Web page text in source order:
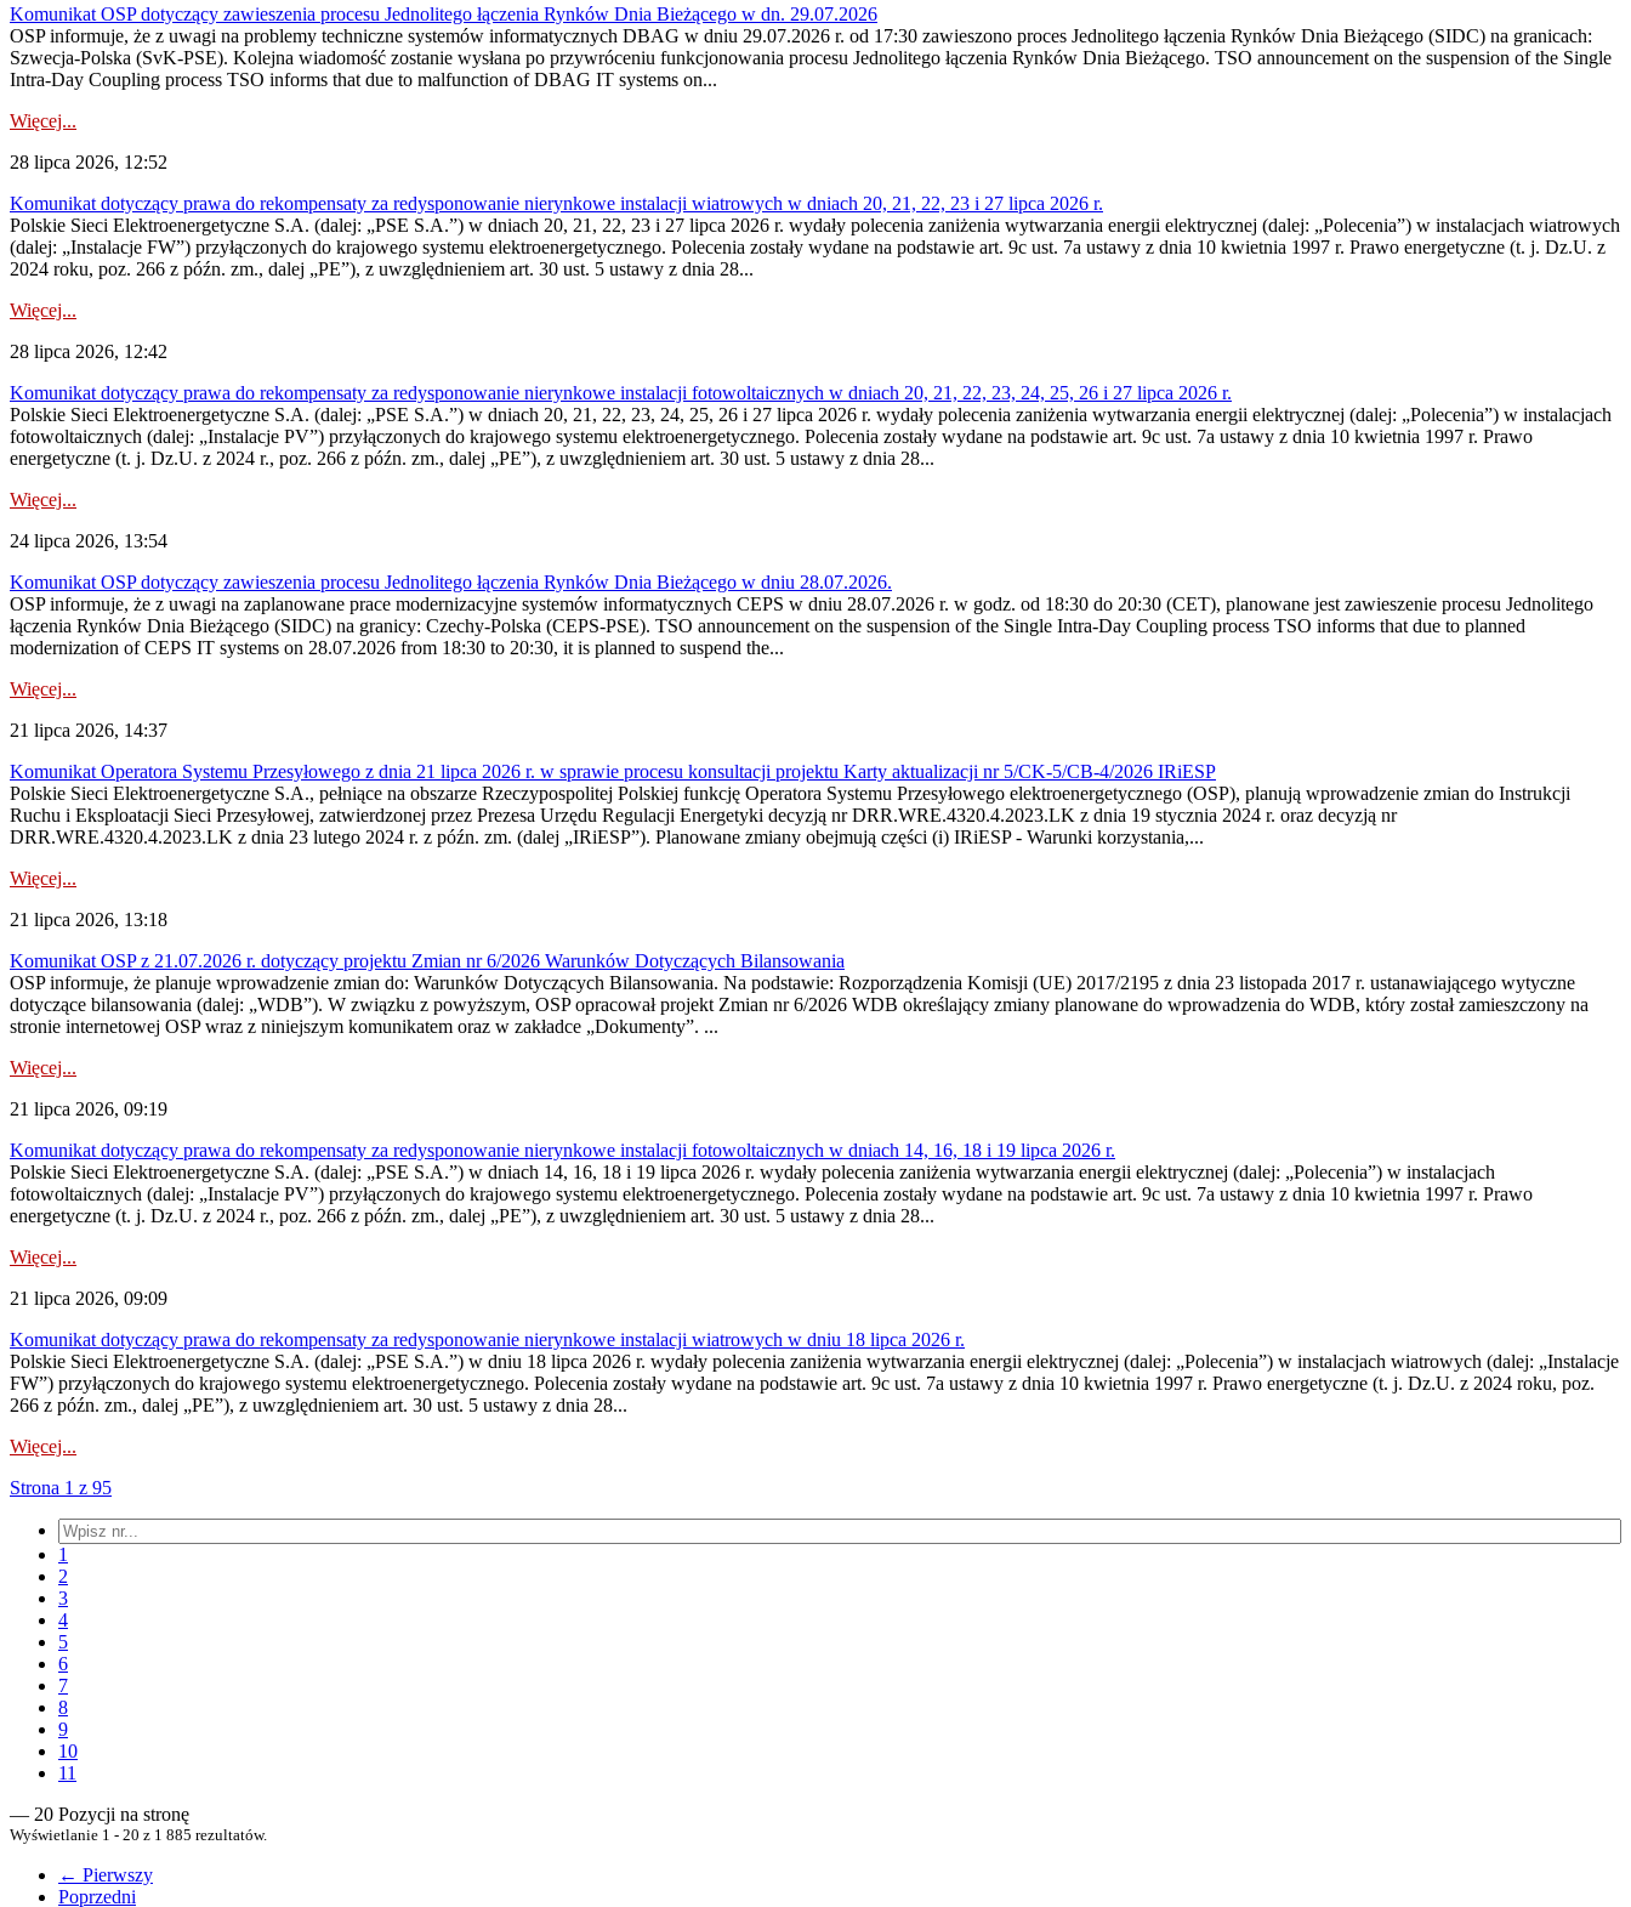
Komunikat OSP dotyczący zawieszenia procesu Jednolitego łączenia Rynków Dnia Bieżącego w dn. 29.07.2026
OSP informuje, że z uwagi na problemy techniczne systemów informatycznych DBAG w dniu 29.07.2026 r. od 17:30 zawieszono proces Jednolitego łączenia Rynków Dnia Bieżącego (SIDC) na granicach:
Szwecja-Polska (SvK-PSE). Kolejna wiadomość zostanie wysłana po przywróceniu funkcjonowania procesu Jednolitego łączenia Rynków Dnia Bieżącego. TSO announcement on the suspension of the Single
Intra-Day Coupling process TSO informs that due to malfunction of DBAG IT systems on...
Więcej...
28 lipca 2026, 12:52
Komunikat dotyczący prawa do rekompensaty za redysponowanie nierynkowe instalacji wiatrowych w dniach 20, 21, 22, 23 i 27 lipca 2026 r.
Polskie Sieci Elektroenergetyczne S.A. (dalej: „PSE S.A.”) w dniach 20, 21, 22, 23 i 27 lipca 2026 r. wydały polecenia zaniżenia wytwarzania energii elektrycznej (dalej: „Polecenia”) w instalacjach wiatrowych
(dalej: „Instalacje FW”) przyłączonych do krajowego systemu elektroenergetycznego. Polecenia zostały wydane na podstawie art. 9c ust. 7a ustawy z dnia 10 kwietnia 1997 r. Prawo energetyczne (t. j. Dz.U. z
2024 roku, poz. 266 z późn. zm., dalej „PE”), z uwzględnieniem art. 30 ust. 5 ustawy z dnia 28...
Więcej...
28 lipca 2026, 12:42
Komunikat dotyczący prawa do rekompensaty za redysponowanie nierynkowe instalacji fotowoltaicznych w dniach 20, 21, 22, 23, 24, 25, 26 i 27 lipca 2026 r.
Polskie Sieci Elektroenergetyczne S.A. (dalej: „PSE S.A.”) w dniach 20, 21, 22, 23, 24, 25, 26 i 27 lipca 2026 r. wydały polecenia zaniżenia wytwarzania energii elektrycznej (dalej: „Polecenia”) w instalacjach
fotowoltaicznych (dalej: „Instalacje PV”) przyłączonych do krajowego systemu elektroenergetycznego. Polecenia zostały wydane na podstawie art. 9c ust. 7a ustawy z dnia 10 kwietnia 1997 r. Prawo
energetyczne (t. j. Dz.U. z 2024 r., poz. 266 z późn. zm., dalej „PE”), z uwzględnieniem art. 30 ust. 5 ustawy z dnia 28...
Więcej...
24 lipca 2026, 13:54
Komunikat OSP dotyczący zawieszenia procesu Jednolitego łączenia Rynków Dnia Bieżącego w dniu 28.07.2026.
OSP informuje, że z uwagi na zaplanowane prace modernizacyjne systemów informatycznych CEPS w dniu 28.07.2026 r. w godz. od 18:30 do 20:30 (CET), planowane jest zawieszenie procesu Jednolitego
łączenia Rynków Dnia Bieżącego (SIDC) na granicy: Czechy-Polska (CEPS-PSE). TSO announcement on the suspension of the Single Intra-Day Coupling process TSO informs that due to planned
modernization of CEPS IT systems on 28.07.2026 from 18:30 to 20:30, it is planned to suspend the...
Więcej...
21 lipca 2026, 14:37
Komunikat Operatora Systemu Przesyłowego z dnia 21 lipca 2026 r. w sprawie procesu konsultacji projektu Karty aktualizacji nr 5/CK-5/CB-4/2026 IRiESP
Polskie Sieci Elektroenergetyczne S.A., pełniące na obszarze Rzeczypospolitej Polskiej funkcję Operatora Systemu Przesyłowego elektroenergetycznego (OSP), planują wprowadzenie zmian do Instrukcji
Ruchu i Eksploatacji Sieci Przesyłowej, zatwierdzonej przez Prezesa Urzędu Regulacji Energetyki decyzją nr DRR.WRE.4320.4.2023.LK z dnia 19 stycznia 2024 r. oraz decyzją nr
DRR.WRE.4320.4.2023.LK z dnia 23 lutego 2024 r. z późn. zm. (dalej „IRiESP”). Planowane zmiany obejmują części (i) IRiESP - Warunki korzystania,...
Więcej...
21 lipca 2026, 13:18
Komunikat OSP z 21.07.2026 r. dotyczący projektu Zmian nr 6/2026 Warunków Dotyczących Bilansowania
OSP informuje, że planuje wprowadzenie zmian do: Warunków Dotyczących Bilansowania. Na podstawie: Rozporządzenia Komisji (UE) 2017/2195 z dnia 23‍ listopada 2017 r. ustanawiającego wytyczne
dotyczące bilansowania (dalej: „WDB”). W związku z powyższym, OSP opracował projekt Zmian nr 6/2026 WDB określający zmiany planowane do wprowadzenia do WDB, który został zamieszczony na
stronie internetowej OSP wraz z niniejszym komunikatem oraz w zakładce „Dokumenty”. ...
Więcej...
21 lipca 2026, 09:19
Komunikat dotyczący prawa do rekompensaty za redysponowanie nierynkowe instalacji fotowoltaicznych w dniach 14, 16, 18 i 19 lipca 2026 r.
Polskie Sieci Elektroenergetyczne S.A. (dalej: „PSE S.A.”) w dniach 14, 16, 18 i 19 lipca 2026 r. wydały polecenia zaniżenia wytwarzania energii elektrycznej (dalej: „Polecenia”) w instalacjach
fotowoltaicznych (dalej: „Instalacje PV”) przyłączonych do krajowego systemu elektroenergetycznego. Polecenia zostały wydane na podstawie art. 9c ust. 7a ustawy z dnia 10 kwietnia 1997 r. Prawo
energetyczne (t. j. Dz.U. z 2024 r., poz. 266 z późn. zm., dalej „PE”), z uwzględnieniem art. 30 ust. 5 ustawy z dnia 28...
Więcej...
21 lipca 2026, 09:09
Komunikat dotyczący prawa do rekompensaty za redysponowanie nierynkowe instalacji wiatrowych w dniu 18 lipca 2026 r.
Polskie Sieci Elektroenergetyczne S.A. (dalej: „PSE S.A.”) w dniu 18 lipca 2026 r. wydały polecenia zaniżenia wytwarzania energii elektrycznej (dalej: „Polecenia”) w instalacjach wiatrowych (dalej: „Instalacje
FW”) przyłączonych do krajowego systemu elektroenergetycznego. Polecenia zostały wydane na podstawie art. 9c ust. 7a ustawy z dnia 10 kwietnia 1997 r. Prawo energetyczne (t. j. Dz.U. z 2024 roku, poz.
266 z późn. zm., dalej „PE”), z uwzględnieniem art. 30 ust. 5 ustawy z dnia 28...
Więcej...
Strona 1 z 95
1
2
3
4
5
6
7
8
9
10
11
— 20 Pozycji na stronę
Wyświetlanie 1 - 20 z 1 885 rezultatów.
← Pierwszy
Poprzedni